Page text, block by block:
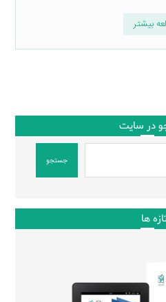
بیشتر
در سایت
جستجو
ها